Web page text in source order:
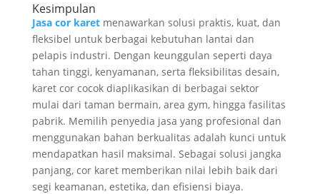
Kesimpulan
Jasa cor karetmenawarkan solusi praktis, kuat, dan
fleksibel untuk berbagai kebutuhan lantai dan
pelapis industri. Dengan keunggulan seperti daya
tahan tinggi, kenyamanan, serta fleksibilitas desain,
karet cor cocok diaplikasikan di berbagai sektor
mulai dari taman bermain, area gym, hingga fasilitas
pabrik. Memilih penyedia jasa yang profesional dan
menggunakan bahan berkualitas adalah kunci untuk
mendapatkan hasil maksimal. Sebagai solusi jangka
panjang, cor karet memberikan nilai lebih baik dari
segi keamanan, estetika, dan efisiensi biaya.